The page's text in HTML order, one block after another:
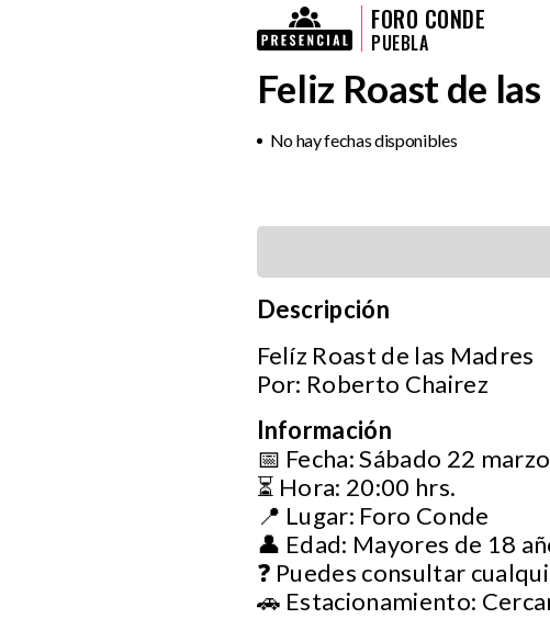
FORO CONDE
PUEBLA
Feliz Roast de
No hay fechas disponibles
Descripción
Felíz Roast de las Madres
Por: Roberto Chairez
Información
📅 Fecha: Sábado 22 marzo
⏳ Hora: 20:00 hrs.
📍 Lugar: Foro Conde
👤 Edad: Mayores de 18
❓ Puedes consultar
🚗 Estacionamiento: